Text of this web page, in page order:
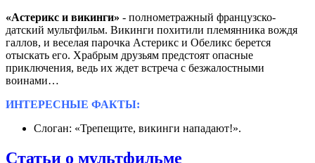
«Астерикс и викинги» - полнометражный французско-
датский мультфильм. Викинги похитили племянника вождя
галлов, и веселая парочка Астерикс и Обеликс берется
отыскать его. Храбрым друзьям предстоят опасные
приключения, ведь их ждет встреча с безжалостными
воинами…
ИНТЕРЕСНЫЕ ФАКТЫ:
Слоган: «Трепещите, викинги нападают!».
Статьи о мультфильме